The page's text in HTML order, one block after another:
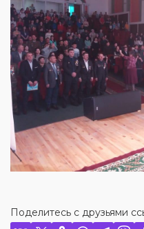
Поделитесь с друзьями